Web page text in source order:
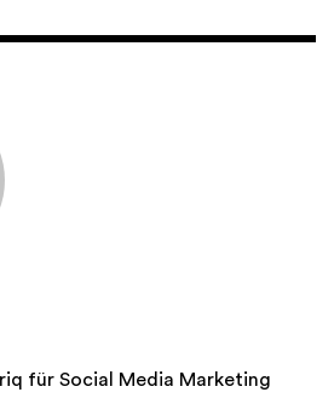
für Social Media Marketing